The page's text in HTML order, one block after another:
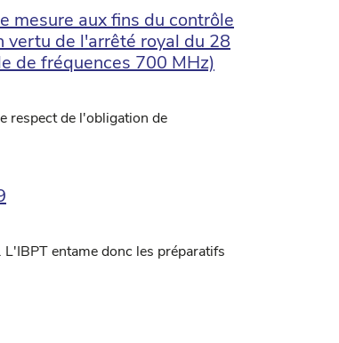
mesure aux fins du contrôle
vertu de l'arrêté royal du 28
de fréquences 700 MHz)
respect de l'obligation de
entame donc les préparatifs